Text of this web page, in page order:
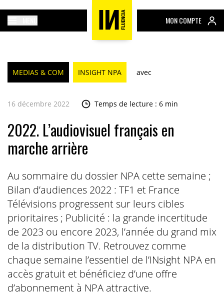
MON COMPTE
MEDIAS & COM INSIGHT NPA avec
16 décembre 2022 Temps de lecture : 6 min
2022. L’audiovisuel français en
marche arrière
Au sommaire du dossier NPA cette semaine ;
Bilan d’audiences 2022 : TF1 et France
Télévisions progressent sur leurs cibles
prioritaires ; Publicité : la grande incertitude
de 2023 ou encore 2023, l’année du grand mix
de la distribution TV. Retrouvez comme
chaque semaine l’essentiel de l’INsight NPA en
accès gratuit et bénéficiez d’une offre
d’abonnement à NPA attractive.